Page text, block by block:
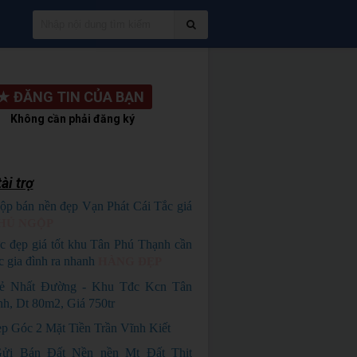
ĐĂNG TIN CỦA BẠN
Không cần phải đăng ký
trợ
bán nền đẹp Vạn Phát Cái Tắc giá
đẹp giá tốt khu Tân Phú Thạnh cần
gia đình ra nhanh
Nhất Đường - Khu Tđc Kcn Tân
Dt 80m2, Giá 750tr
Góc 2 Mặt Tiền Trần Vĩnh Kiết
Bán Đất Nền nền Mt Đất Thịt